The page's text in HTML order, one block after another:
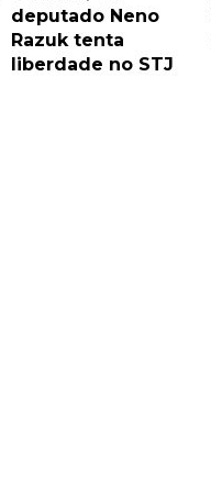
deputado Neno
Razuk tenta
liberdade no STJ